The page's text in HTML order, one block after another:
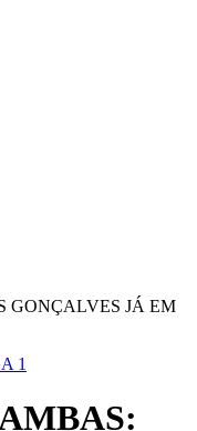
GONÇALVES JÁ EM
1